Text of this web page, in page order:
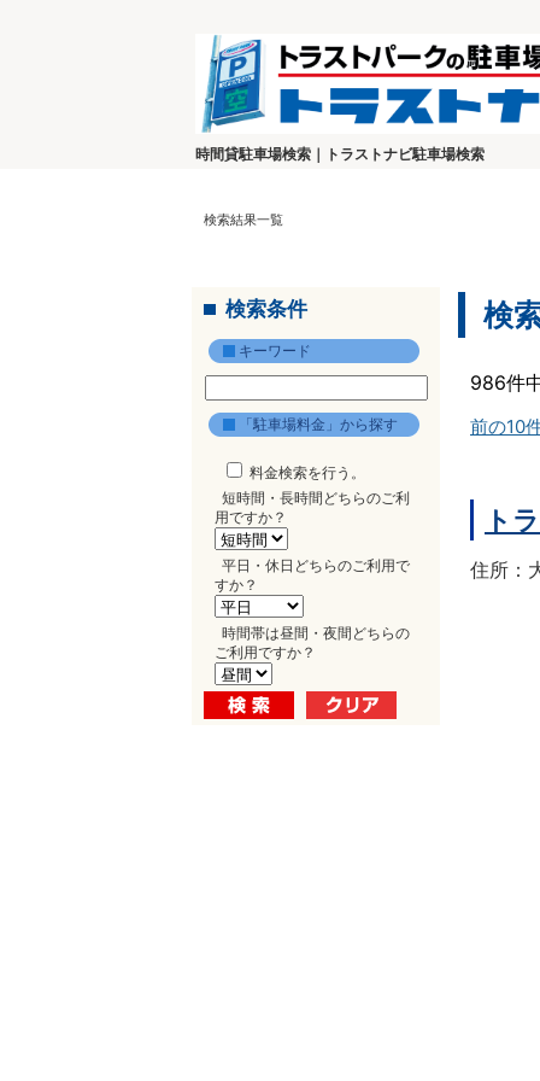
時間貸駐車場検索｜トラストナビ駐車場検索
検索結果一覧
検索条件
キーワード
「駐車場料金」から探す
料金検索を行う。
短時間・長時間どちらのご利
用ですか？
平日・休日どちらのご利用で
すか？
時間帯は昼間・夜間どちらの
ご利用ですか？
検
986件
前の10
ト
住所：